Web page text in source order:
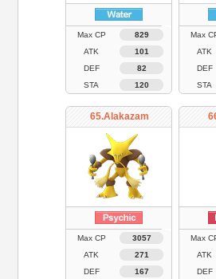
Max CP
829
ATK
101
DEF
82
STA
120
Max
ATK
DEF
STA
65.Alakazam
Max CP
3057
ATK
271
DEF
167
Max
ATK
DEF